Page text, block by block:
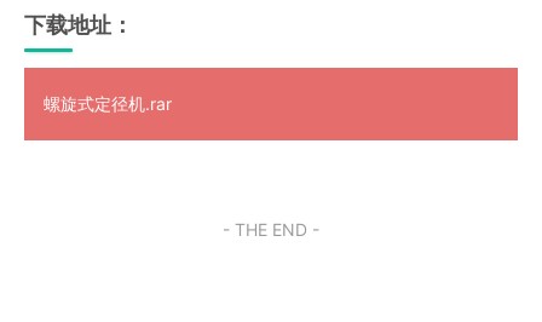
下载地址：
螺旋式定径机.rar
- THE END -